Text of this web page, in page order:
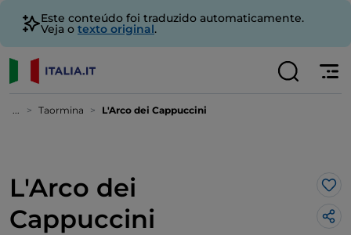
Este conteúdo foi traduzido automaticamente.
Veja o texto original.
... Taormina L'Arco dei Cappuccini
L'Arco dei
Cappuccini